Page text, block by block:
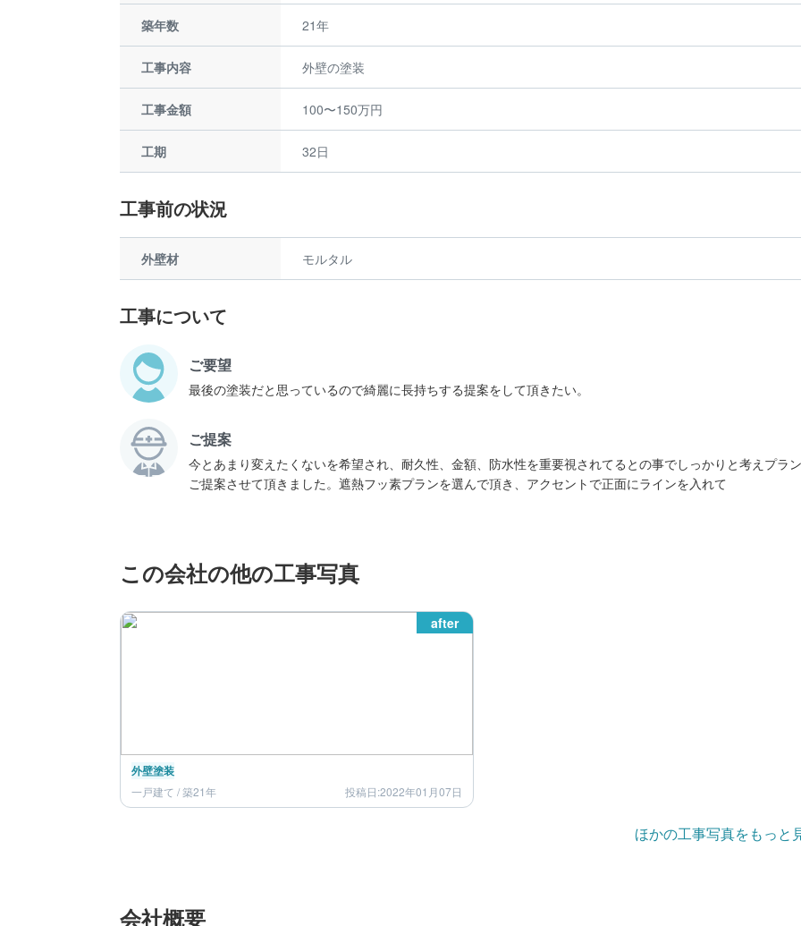
築年数 21年
工事内容 外壁の塗装
工事金額 100〜150万円
工期 32日
工事前の状況
外壁材 モルタル
工事について
ご要望
最後の塗装だと思っているので綺麗に長持ちする提案をして頂きたい。
ご提案
今とあまり変えたくないを希望され、耐久性、金額、防水性を重要視されてるとの事でしっかりと考えプラ
ご提案させて頂きました。遮熱フッ素プランを選んで頂き、アクセントで正面にラインを入れて
この会社の他の工事写真
after
外壁塗装
一戸建て / 築21年 投稿日:2022年01月07日
ほかの工事写真をもっと
会社概要